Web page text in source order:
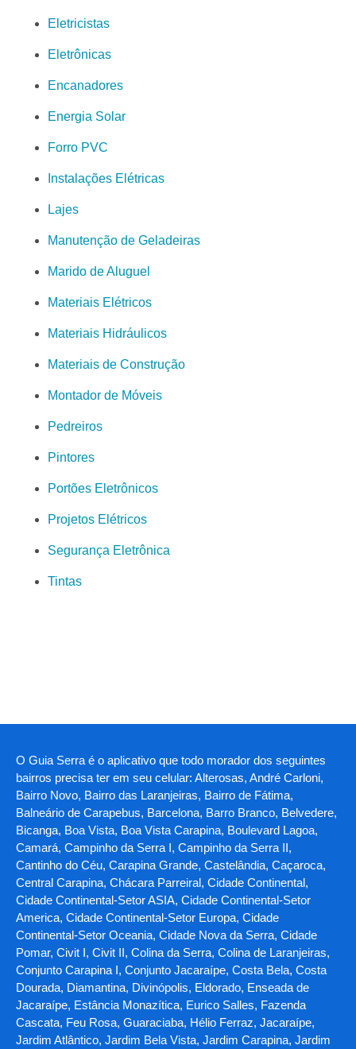
Eletricistas
Eletrônicas
Encanadores
Energia Solar
Forro PVC
Instalações Elétricas
Lajes
Manutenção de Geladeiras
Marido de Aluguel
Materiais Elétricos
Materiais Hidráulicos
Materiais de Construção
Montador de Móveis
Pedreiros
Pintores
Portões Eletrônicos
Projetos Elétricos
Segurança Eletrônica
Tintas
O Guia Serra é o aplicativo que todo morador dos seguintes
bairros precisa ter em seu celular: Alterosas, André Carloni,
Bairro Novo, Bairro das Laranjeiras, Bairro de Fátima,
Balneário de Carapebus, Barcelona, Barro Branco, Belvedere,
Bicanga, Boa Vista, Boa Vista Carapina, Boulevard Lagoa,
Camará, Campinho da Serra I, Campinho da Serra II,
Cantinho do Céu, Carapina Grande, Castelândia, Caçaroca,
Central Carapina, Chácara Parreiral, Cidade Continental,
Cidade Continental-Setor ASIA, Cidade Continental-Setor
America, Cidade Continental-Setor Europa, Cidade
Continental-Setor Oceania, Cidade Nova da Serra, Cidade
Pomar, Civit I, Civit II, Colina da Serra, Colina de Laranjeiras,
Conjunto Carapina I, Conjunto Jacaraípe, Costa Bela, Costa
Dourada, Diamantina, Divinópolis, Eldorado, Enseada de
Jacaraípe, Estância Monazítica, Eurico Salles, Fazenda
Cascata, Feu Rosa, Guaraciaba, Hélio Ferraz, Jacaraípe,
Jardim Atlântico, Jardim Bela Vista, Jardim Carapina, Jardim